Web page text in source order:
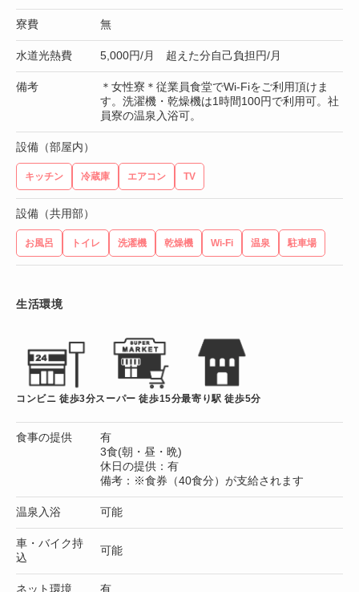
寮費 無
水道光熱費 5,000円/月 超えた分自己負担円/月
備考
＊女性寮＊従業員食堂でWi-Fiをご利用頂けま
す。洗濯機・乾燥機は1時間100円で利用可。社
員寮の温泉入浴可。
設備（部屋内）
キッチン 冷蔵庫 エアコン TV
設備（共用部）
お風呂 トイレ 洗濯機 乾燥機 Wi-Fi 温泉 駐車場
生活環境
コンビニ 徒歩3分スーパー 徒歩15分最寄り駅 徒歩5分
食事の提供
有
3食(朝・昼・晩)
休日の提供：有
備考：※食券（40食分）が支給されます
温泉入浴 可能
車・バイク持
込
可能
ネット環境 有